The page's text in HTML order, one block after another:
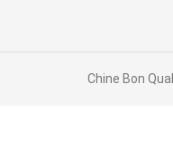
Chine Bon